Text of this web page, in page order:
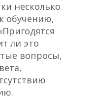
несколько
обучению,
ли это
вопросы,